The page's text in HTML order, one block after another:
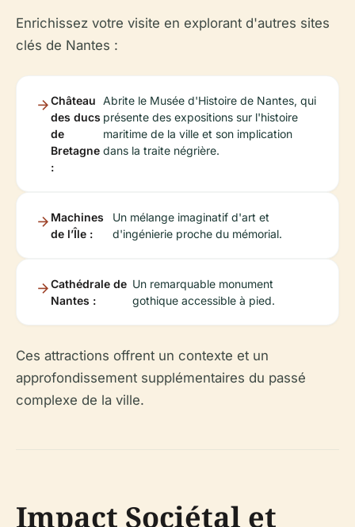
Enrichissez votre visite en explorant d'autres sites
clés de Nantes :
Château
des ducs
de
Bretagne
:
Abrite le Musée d'Histoire de Nantes, qui
présente des expositions sur l'histoire
maritime de la ville et son implication
dans la traite négrière.
Machines
de l’Île :
Un mélange imaginatif d'art et
d'ingénierie proche du mémorial.
Cathédrale de
Nantes :
Un remarquable monument
gothique accessible à pied.
Ces attractions offrent un contexte et un
approfondissement supplémentaires du passé
complexe de la ville.
Impact Sociétal et